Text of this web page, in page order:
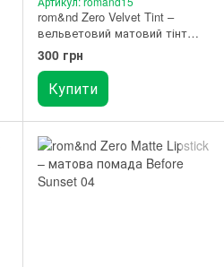
rom&nd Zero Velvet Tint –
вельветовий матовий тінт
для губ 04 Burnt Heart
300 грн
Купити